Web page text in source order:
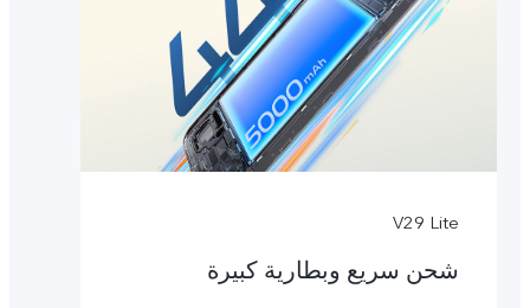
V29 Lite
شحن سريع وبطارية كبيرة